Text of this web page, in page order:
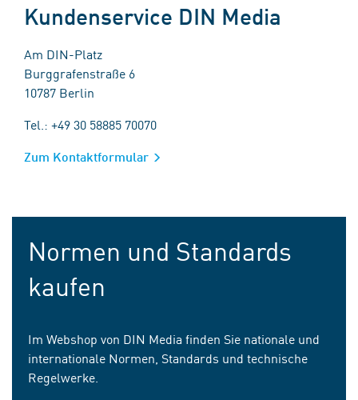
Kundenservice DIN Media
Am DIN-Platz
Burggrafenstraße 6
10787 Berlin
Tel.: +49 30 58885 70070
Zum Kontaktformular
Normen und Standards
kaufen
Im Webshop von DIN Media finden Sie nationale und
internationale Normen, Standards und technische
Regelwerke.